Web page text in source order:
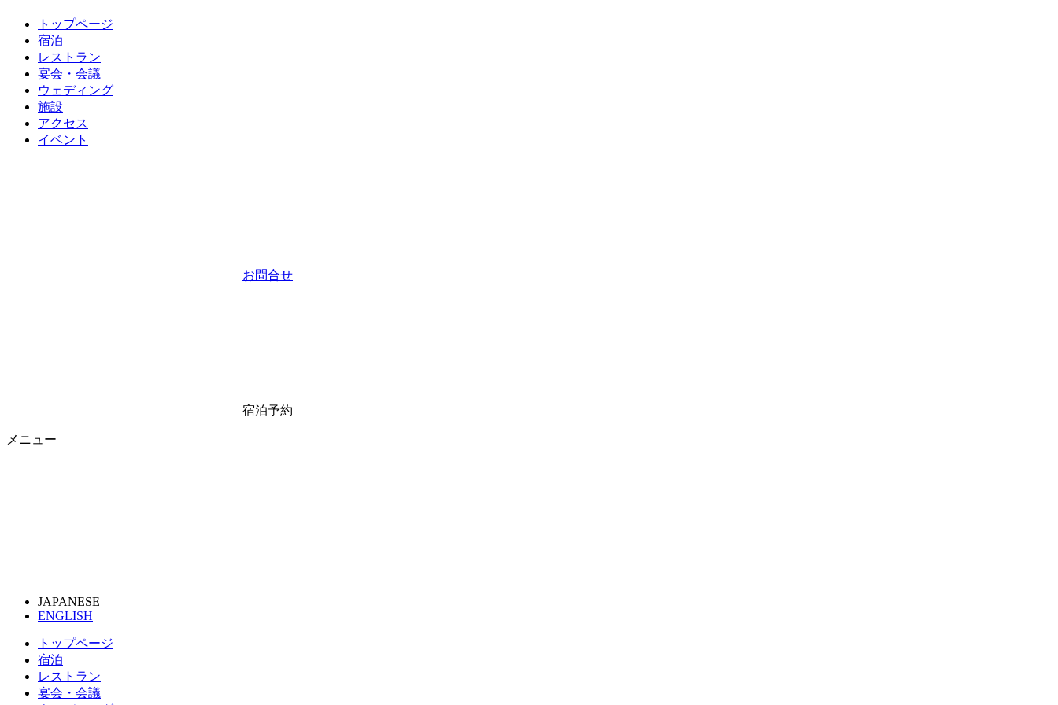
トップページ
宿泊
レストラン
宴会・会議
ウェディング
施設
アクセス
イベント
お問合せ
宿泊予約
メニュー
JAPANESE
ENGLISH
トップページ
宿泊
レストラン
宴会・会議